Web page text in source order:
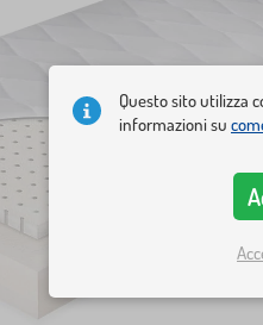
Questo sito utilizza
informazioni su